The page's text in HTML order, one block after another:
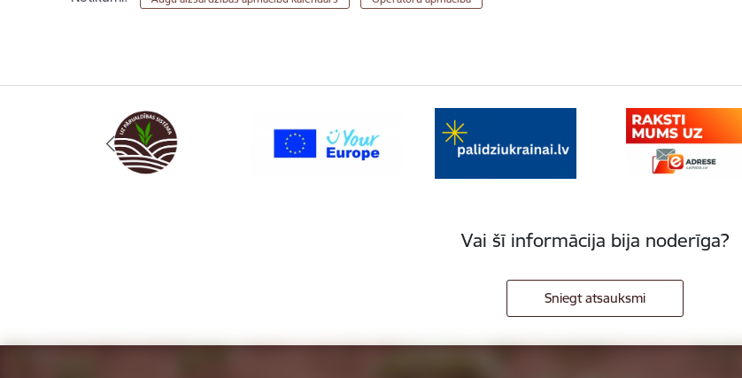
Vai šī informācija bija noderīga?
Sniegt atsauksmi